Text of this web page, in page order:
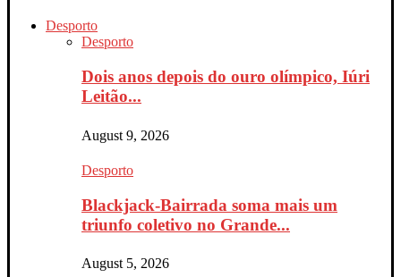
Desporto
Desporto
Dois anos depois do ouro olímpico, Iúri
Leitão...
August 9, 2026
Desporto
Blackjack-Bairrada soma mais um
triunfo coletivo no Grande...
August 5, 2026